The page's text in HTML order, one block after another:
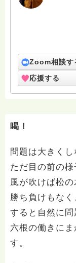
Zoom相談す
応援する
喝！
問題は大きくし
ただ目の前の様
風が吹けば松の
勝ち負けもなく
すると自然に問
六根の働きに
す。